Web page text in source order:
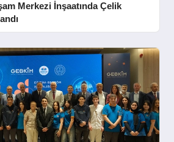
Merkezi İnşaatında Çelik